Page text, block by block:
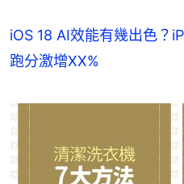
iOS 18 AI效能有幾出色？
跑分激增XX%